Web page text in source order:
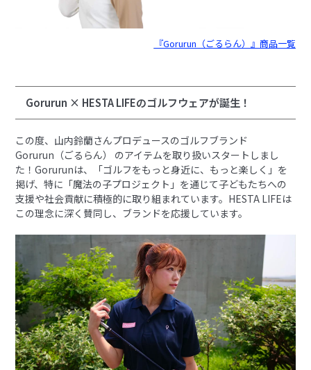
『Gorurun（ごるらん）』商品一覧
Gorurun × HESTA LIFEのゴルフウェアが誕生！
この度、山内鈴蘭さんプロデュースのゴルフブランド
Gorurun（ごるらん） のアイテムを取り扱いスタートしまし
た！Gorurunは、「ゴルフをもっと身近に、もっと楽しく」を
掲げ、特に「魔法の子プロジェクト」を通じて子どもたちへの
支援や社会貢献に積極的に取り組まれています。HESTA LIFEは
この理念に深く賛同し、ブランドを応援しています。